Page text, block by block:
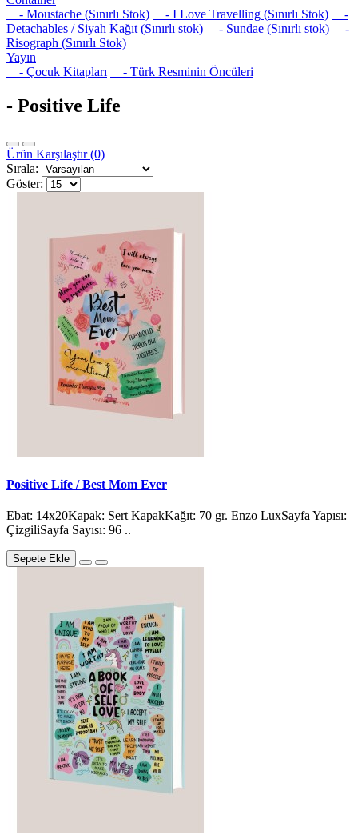
- Moustache (Sınırlı Stok)
- I Love Travelling (Sınırlı Stok)
-
Detachables / Siyah Kağıt (Sınırlı stok)
- Sundae (Sınırlı stok)
-
Risograph (Sınırlı Stok)
Yayın
- Çocuk Kitapları
- Türk Resminin Öncüleri
- Positive Life
Ürün Karşılaştır (0)
Sırala:
Göster:
Positive Life / Best Mom Ever
Ebat: 14x20Kapak: Sert KapakKağıt: 70 gr. Enzo LuxSayfa Yapısı:
ÇizgiliSayfa Sayısı: 96 ..
Sepete Ekle